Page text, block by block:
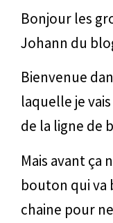
Bonjour les
Johann du
Bienvenue
laquelle je
de la ligne de
Mais avant ça
bouton qui va
chaine pour